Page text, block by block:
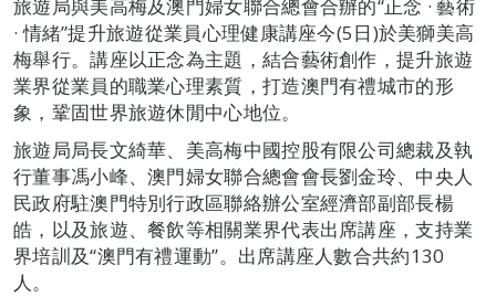
旅遊局與美高梅及澳門婦女聯合總會合辦的“正念 · 藝術
· 情緒”提升旅遊從業員心理健康講座今(5日)於美獅美高
梅舉行。講座以正念為主題，結合藝術創作，提升旅遊
業界從業員的職業心理素質，打造澳門有禮城市的形
象，鞏固世界旅遊休閒中心地位。
旅遊局局長文綺華、美高梅中國控股有限公司總裁及執
行董事馮小峰、澳門婦女聯合總會會長劉金玲、中央人
民政府駐澳門特別行政區聯絡辦公室經濟部副部長楊
皓，以及旅遊、餐飲等相關業界代表出席講座，支持業
界培訓及“澳門有禮運動”。出席講座人數合共約130
人。